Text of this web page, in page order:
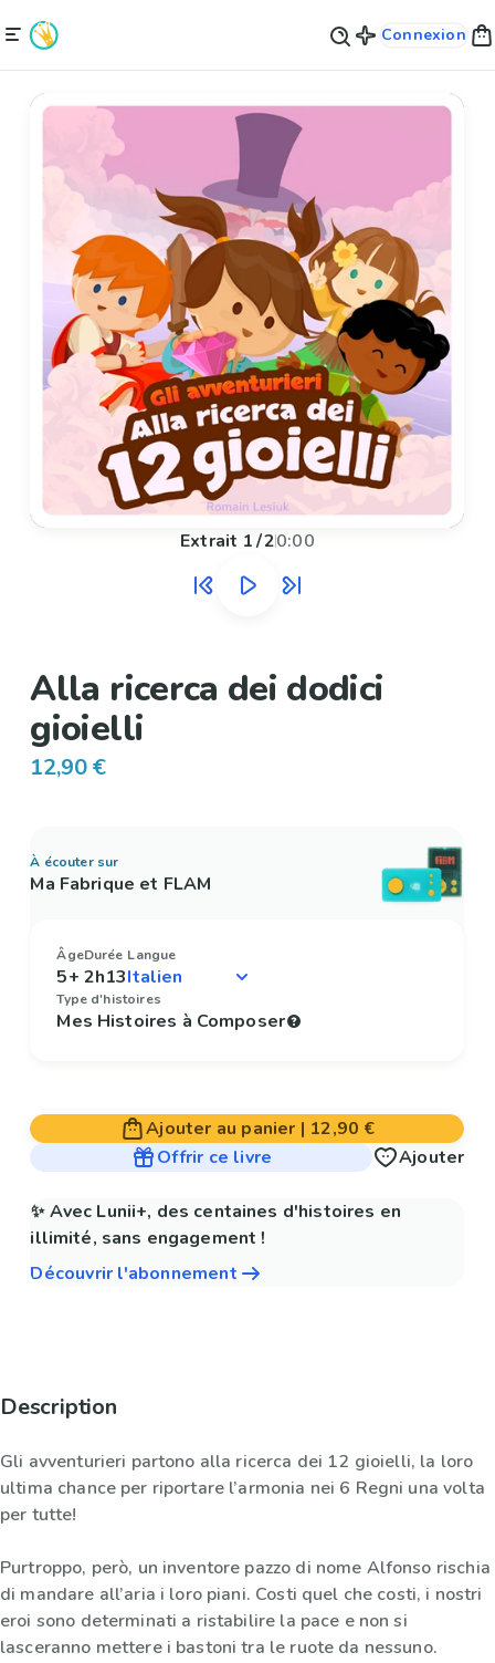
Connexion
Extrait 1/20:00
Alla ricerca dei dodici
gioielli
12,90 €
À écouter sur
Ma Fabrique et FLAM
Âge
5+
Durée
2h13
Langue
Type d'histoires
Mes Histoires à Composer
Ajouter au panier | 12,90 €
Offrir ce livre
Ajouter
✨ Avec Lunii+, des centaines d'histoires en
illimité, sans engagement !
Découvrir l'abonnement
Description
Gli avventurieri partono alla ricerca dei 12 gioielli, la loro
ultima chance per riportare l’armonia nei 6 Regni una volta
per tutte!
Purtroppo, però, un inventore pazzo di nome Alfonso rischia
di mandare all’aria i loro piani. Costi quel che costi, i nostri
eroi sono determinati a ristabilire la pace e non si
lasceranno mettere i bastoni tra le ruote da nessuno.